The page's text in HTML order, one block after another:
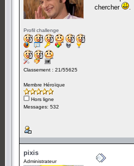
Profil challenge
Classement : 21/55625
Membre Héroïque
Hors ligne
Messages: 532
chercher
pixis
Administrateur